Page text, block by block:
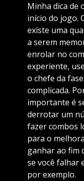
Minha dica de
início do jogo.
existe uma
a serem
enrolar no
experiente,
o chefe da
complicada.
importante é
derrotar um
fazer combos
para o
ganhar ao fim
se você falhar
por exemplo.